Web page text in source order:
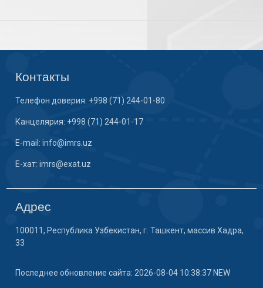
Контакты
Телефон доверия: +998 (71) 244-01-80
Канцелярия: +998 (71) 244-01-17
E-mail: info@imrs.uz
E-хат: imrs@exat.uz
Адрес
100011, Республика Узбекистан, г. Ташкент, массив Хадра,
33
Последнее обновление сайта: 2026-08-04 10:38:37 NEW